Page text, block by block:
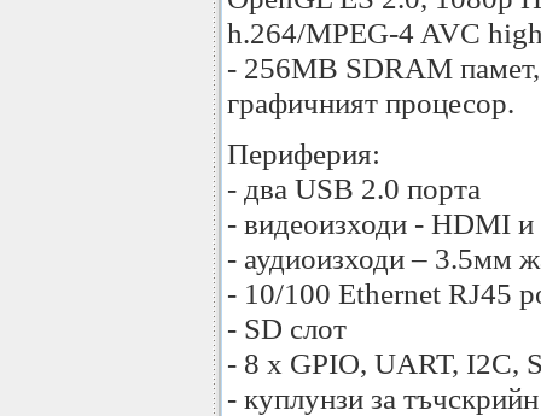
h.264/MPEG-4 AVC
- 256MB SDRAM памет,
графичният процесор.
Периферия:
- два USB 2.0 порта
- видеоизходи - HDMI
- аудиоизходи – 3.5мм
- 10/100 Ethernet RJ45
- SD слот
- 8 х GPIO, UART, I2C,
- куплунзи за